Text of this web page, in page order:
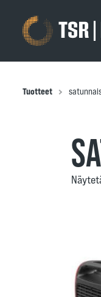
Tuotteet